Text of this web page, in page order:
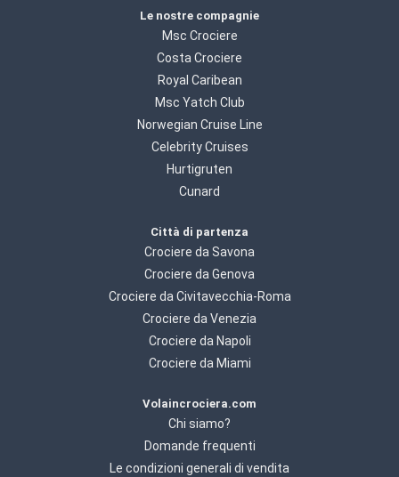
Le nostre compagnie
Msc Crociere
Costa Crociere
Royal Caribean
Msc Yatch Club
Norwegian Cruise Line
Celebrity Cruises
Hurtigruten
Cunard
Città di partenza
Crociere da Savona
Crociere da Genova
Crociere da Civitavecchia-Roma
Crociere da Venezia
Crociere da Napoli
Crociere da Miami
Volaincrociera.com
Chi siamo?
Domande frequenti
Le condizioni generali di vendita